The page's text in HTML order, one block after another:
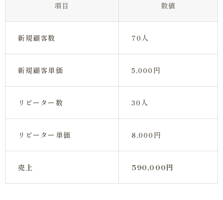
項目 数値
新規顧客数 70人
新規顧客単価 5,000円
リピーター数 30人
リピーター単価 8,000円
売上 590,000円